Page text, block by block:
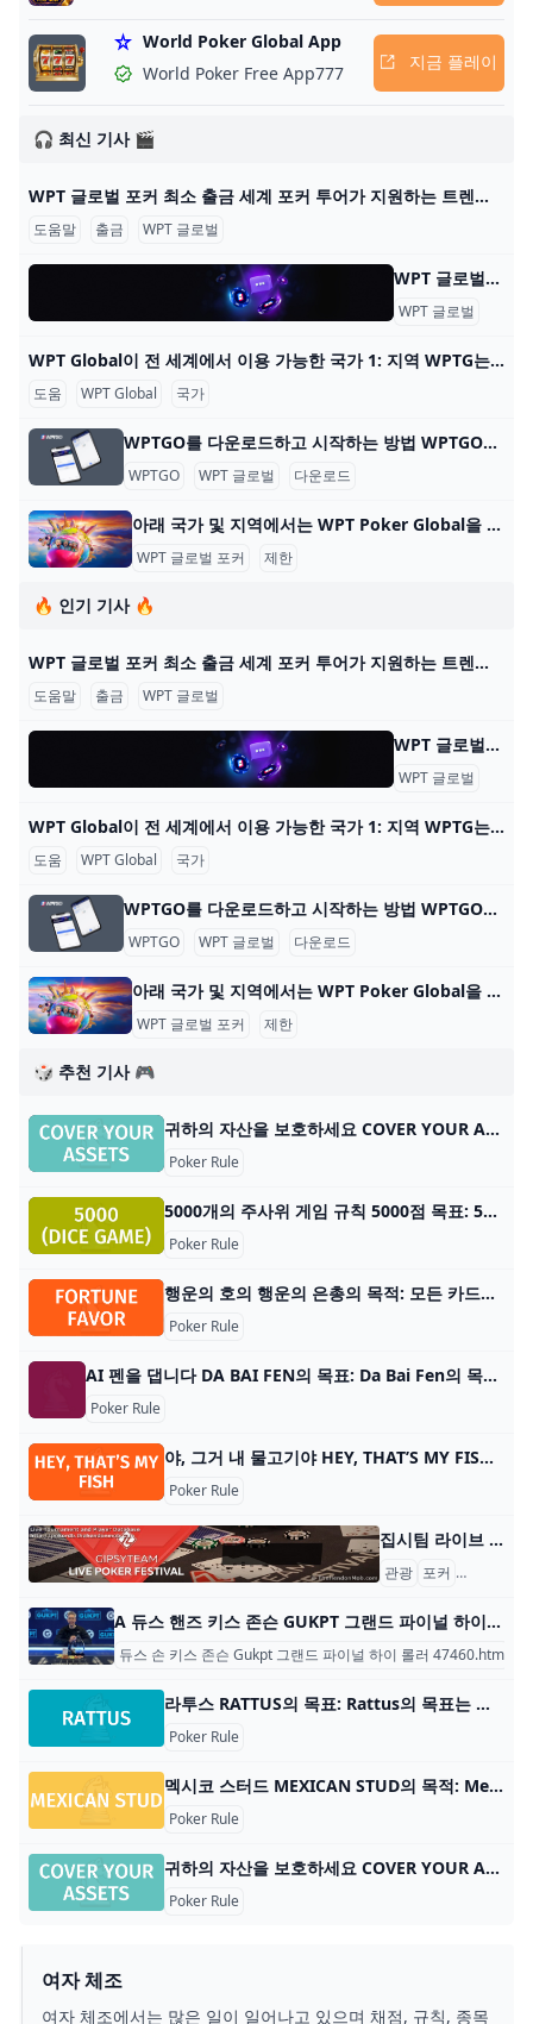
World Poker Global App
World Poker Free App777
지금 플레이
🎧 최신 기사 🎬
WPT 글로벌 포커 최소 출금 세계 포커 투어가 지원하는 트렌디한 포커 플랫폼 WPT 글로벌의 혜택을 알아보세요. 원활한 게임 플레이를 위한 간편한 입출금 프로세스에 대해 배워보세요. 2022년에
도움말 출금 WPT 글로벌
WPT 글로벌 - 자주 묻는 질문: 온라인 포커 WPT 글로벌 - 자주 묻는 질문: 온라인 포커 내 계정 어떻게 게임을 시작하나요? WPT 글로벌에서 게임을 하려면, 기기에 앱을 다운로드하고 설치하세요. 이 단계를 완료한 후
WPT 글로벌
WPT Global이 전 세계에서 이용 가능한 국가 1: 지역 WPTG는 다음 지역을 지원합니다: 대한민국 🇰🇷 일본 🇯🇵 베트남 🇻🇳 멕시코 🇲🇽 말레이시아 🇲🇾 인도네시아 🇮🇩 WPTG는 이러한 지역에 오프라인 부서
도움 WPT Global 국가
WPTGO를 다운로드하고 시작하는 방법 WPTGO를 다운로드하고 온라인 포커를 시작하는 방법 World Poker Tour와 관련된 온라인 포커 플랫폼인 WPTGO를 시작하는 것은 간단하고 빠릅니다. 다음의 간단한
WPTGO WPT 글로벌 다운로드
아래 국가 및 지역에서는 WPT Poker Global을 다운로드하고 플레이할 수 없습니다. WPT Global Poker는 100개 이상의 국가에서 플레이어가 접속할 수 있지만 현지 규정에 따른 특정 제한 사항이 있습니다. 아래 국가 및 지역에서 WPT Poker Global을 다운
WPT 글로벌 포커 제한
🔥 인기 기사 🔥
WPT 글로벌 포커 최소 출금 세계 포커 투어가 지원하는 트렌디한 포커 플랫폼 WPT 글로벌의 혜택을 알아보세요. 원활한 게임 플레이를 위한 간편한 입출금 프로세스에 대해 배워보세요. 2022년에
도움말 출금 WPT 글로벌
WPT 글로벌 - 자주 묻는 질문: 온라인 포커 WPT 글로벌 - 자주 묻는 질문: 온라인 포커 내 계정 어떻게 게임을 시작하나요? WPT 글로벌에서 게임을 하려면, 기기에 앱을 다운로드하고 설치하세요. 이 단계를 완료한 후
WPT 글로벌
WPT Global이 전 세계에서 이용 가능한 국가 1: 지역 WPTG는 다음 지역을 지원합니다: 대한민국 🇰🇷 일본 🇯🇵 베트남 🇻🇳 멕시코 🇲🇽 말레이시아 🇲🇾 인도네시아 🇮🇩 WPTG는 이러한 지역에 오프라인 부서
도움 WPT Global 국가
WPTGO를 다운로드하고 시작하는 방법 WPTGO를 다운로드하고 온라인 포커를 시작하는 방법 World Poker Tour와 관련된 온라인 포커 플랫폼인 WPTGO를 시작하는 것은 간단하고 빠릅니다. 다음의 간단한
WPTGO WPT 글로벌 다운로드
아래 국가 및 지역에서는 WPT Poker Global을 다운로드하고 플레이할 수 없습니다. WPT Global Poker는 100개 이상의 국가에서 플레이어가 접속할 수 있지만 현지 규정에 따른 특정 제한 사항이 있습니다. 아래 국가 및 지역에서 WPT Poker Global을 다운
WPT 글로벌 포커 제한
🎲 추천 기사 🎮
귀하의 자산을 보호하세요 COVER YOUR ASSETS의 목적: Cover Your Assets의 목적은 $1,000,000에 도달한 최초의 플레이어가 되어 승자가 되는 것입니다! 플레이어 수: 4~6명 재료
Poker Rule
5000개의 주사위 게임 규칙 5000점 목표: 5000점을 획득한 첫 번째 플레이어가 되세요 플레이어 수: 2~10명 재료: 5개의 6면 주사위, 점수를 유지하는 방법 게임 유형: 주사위 게임
Poker Rule
행운의 호의 행운의 은총의 목적: 모든 카드를 무늬에 따라 오름차순으로 기초에 넣습니다. 플레이어 수: 1명 카드 수: 52장 카드 순위: (낮음) 에이스 – 킹 (높음) 게임 유형
Poker Rule
AI 펜을 댑니다 DA BAI FEN의 목표: Da Bai Fen의 목표는 에이스 등급 이상을 획득하는 첫 번째 팀이 되는 것입니다. 플레이어 수: 4명 재료: 표준 52장 카드 데크와 빨간색 및 검은색
Poker Rule
야, 그거 내 물고기야 HEY, THAT’S MY FISH의 목적: Hey, That’s My Fish의 목표는 게임이 끝났을 때 다른 플레이어보다 더 많은 물고기를 갖는 것입니다. 플레이어 수: 2~4명 재료: 플라스틱 펭귄
Poker Rule
집시팀 라이브 가장 인기 있고 존경받는 러시아 포커 웹사이트 팀의 토너먼트 시리즈입니다. 첫 번째 단계는 2015년에 진행되었습니다. 우리는 플레이어의 요구를 누구보다도 잘 이
관광 포커 포커 데이
A 듀스 핸즈 키스 존슨 GUKPT 그랜드 파이널 하이롤러 타이틀 목차 Park Street West의 Grosvenor G Casino에서 £1,250 GUKPT 그랜드 파이널 메인 이벤트가 시작되면서 £1,500 하이 롤러가 최종 패를 처리하면서 Luton의 GUKPT
듀스 손 키스 존슨 Gukpt 그랜드 파이널 하이 롤러 47460.htm
라투스 RATTUS의 목표: Rattus의 목표는 게임이 끝났을 때 보드에서 가장 많은 큐브를 가진 플레이어가 되는 것입니다. 플레이어 수: 2~4명 재료: 게임 보드 1
Poker Rule
멕시코 스터드 MEXICAN STUD의 목적: Mexican Stud의 목적은 포커를 구축하고 승리하는 것입니다. 플레이어 수: 2명 이상 재료: 표준 52장 카드 데크, 포커 칩 또는 돈, 평평한 표면.
Poker Rule
귀하의 자산을 보호하세요 COVER YOUR ASSETS의 목적: Cover Your Assets의 목적은 $1,000,000에 도달한 최초의 플레이어가 되어 승자가 되는 것입니다! 플레이어 수: 4~6명 재료
Poker Rule
여자 체조
여자 체조에서는 많은 일이 일어나고 있으며 채점, 규칙, 종목